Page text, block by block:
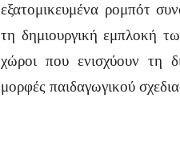
εξατομικευμένα ρομπότ
τη δημιουργική εμπλοκή
χώροι που ενισχύουν τη
μορφές παιδαγωγικού